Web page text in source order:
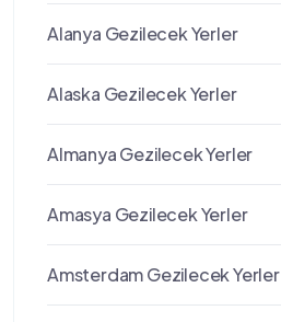
Alanya Gezilecek Yerler
Alaska Gezilecek Yerler
Almanya Gezilecek Yerler
Amasya Gezilecek Yerler
Amsterdam Gezilecek Yerler